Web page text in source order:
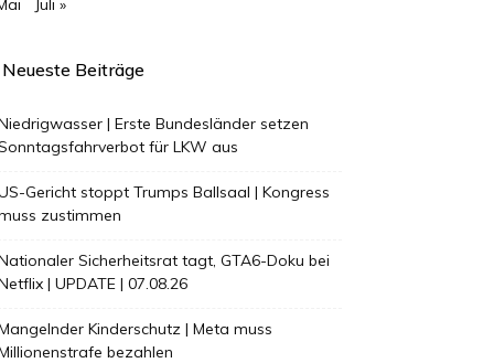
Juli »
Neueste Beiträge
| Erste Bundesländer setzen
für LKW aus
Gericht stoppt Trumps Ballsaal | Kongress
zustimmen
Sicherheitsrat tagt, GTA6-Doku bei
| UPDATE | 07.08.26
Kinderschutz | Meta muss
bezahlen